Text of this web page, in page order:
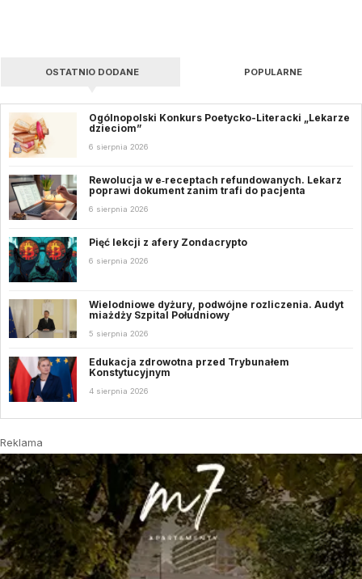
OSTATNIO DODANE POPULARNE
Ogólnopolski Konkurs Poetycko-Literacki „Lekarze
dzieciom”
6 sierpnia 2026
Rewolucja w e‑receptach refundowanych. Lekarz
poprawi dokument zanim trafi do pacjenta
6 sierpnia 2026
Pięć lekcji z afery Zondacrypto
6 sierpnia 2026
Wielodniowe dyżury, podwójne rozliczenia. Audyt
miażdży Szpital Południowy
5 sierpnia 2026
Edukacja zdrowotna przed Trybunałem
Konstytucyjnym
4 sierpnia 2026
Reklama